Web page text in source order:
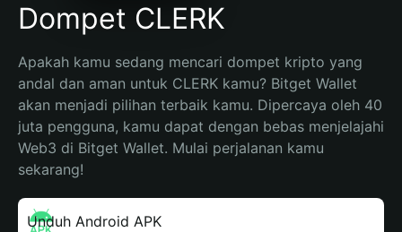
Dompet CLERK
Apakah kamu sedang mencari dompet kripto yang
andal dan aman untuk CLERK kamu? Bitget Wallet
akan menjadi pilihan terbaik kamu. Dipercaya oleh 40
juta pengguna, kamu dapat dengan bebas menjelajahi
Web3 di Bitget Wallet. Mulai perjalanan kamu
sekarang!
Unduh Android APK